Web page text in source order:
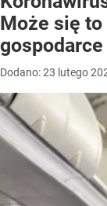
Może się
gospodarce
Dodano:23 lutego